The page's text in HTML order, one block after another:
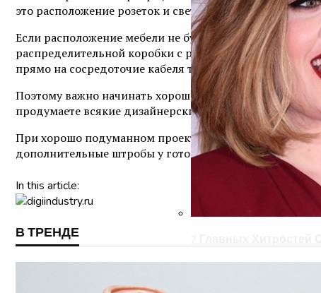
это расположение розеток и светильников еще до
Если расположение мебели не будет продумано за
распределительной коробки с разводкой
прямо на сосредоточие кабеля теплого пола, а это
Поэтому важно начинать хороший ремонт с
продумаете всякие дизайнерские мелочи, такие как
При хорошо подуманном проекте, зафиксированном
дополнительные штробы у готовой стене или
In this article:
В ТРЕНДЕ